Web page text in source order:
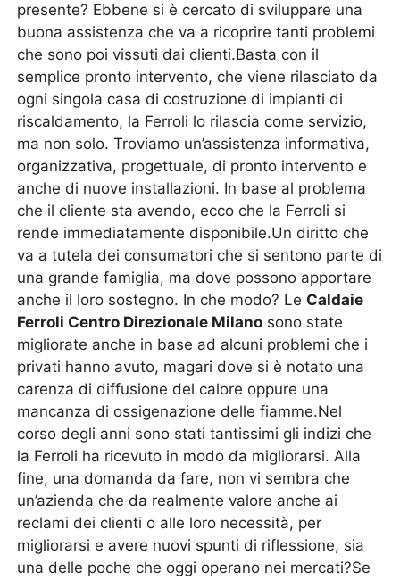
presente? Ebbene si è cercato di sviluppare una
buona assistenza che va a ricoprire tanti problemi
che sono poi vissuti dai clienti.Basta con il
semplice pronto intervento, che viene rilasciato da
ogni singola casa di costruzione di impianti di
riscaldamento, la Ferroli lo rilascia come servizio,
ma non solo. Troviamo un’assistenza informativa,
organizzativa, progettuale, di pronto intervento e
anche di nuove installazioni. In base al problema
che il cliente sta avendo, ecco che la Ferroli si
rende immediatamente disponibile.Un diritto che
va a tutela dei consumatori che si sentono parte di
una grande famiglia, ma dove possono apportare
anche il loro sostegno. In che modo? Le Caldaie
Ferroli Centro Direzionale Milano sono state
migliorate anche in base ad alcuni problemi che i
privati hanno avuto, magari dove si è notato una
carenza di diffusione del calore oppure una
mancanza di ossigenazione delle fiamme.Nel
corso degli anni sono stati tantissimi gli indizi che
la Ferroli ha ricevuto in modo da migliorarsi. Alla
fine, una domanda da fare, non vi sembra che
un’azienda che da realmente valore anche ai
reclami dei clienti o alle loro necessità, per
migliorarsi e avere nuovi spunti di riflessione, sia
una delle poche che oggi operano nei mercati?Se